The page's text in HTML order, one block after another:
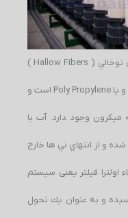
امروزه غشاء اولترا فيلتر به صورت ني هاي توخالي ( Hallow Fibers )
ساخته مي شود. جنس ني ها از Poly Amid و يا Poly Propylene است و
منافذي با قطر حداكثر 02/0 ميكرون وجود دارد. آب با
از انتهاي ني ها خارج
فيلتر یعنی سیستم
و به عنوان يك تحول